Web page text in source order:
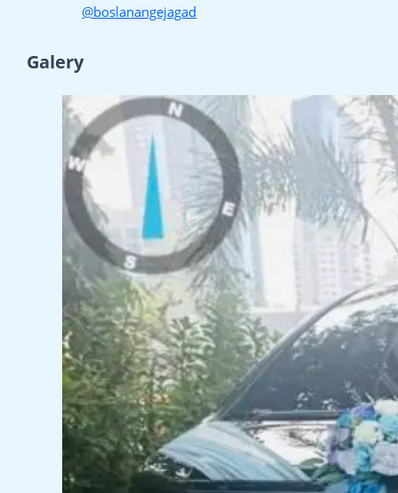
@boslanangejagad
Galery